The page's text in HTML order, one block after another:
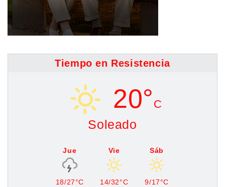
Tiempo en Resistencia
20° C
Soleado
Jue
18/27°C
Vie
14/32°C
Sáb
9/17°C